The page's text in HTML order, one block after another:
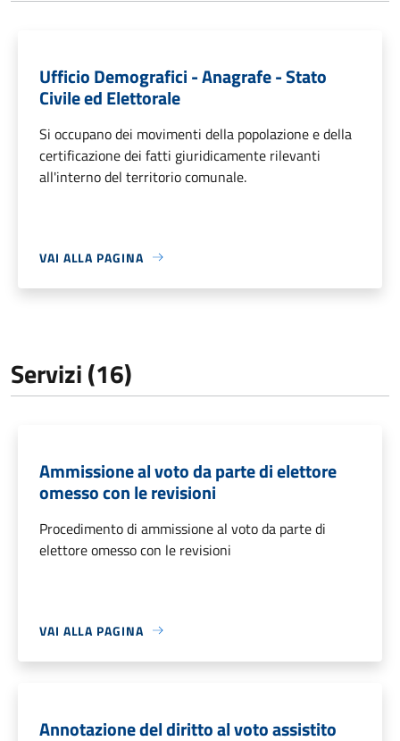
Ufficio Demografici - Anagrafe - Stato
Civile ed Elettorale
Si occupano dei movimenti della popolazione e della
certificazione dei fatti giuridicamente rilevanti
all'interno del territorio comunale.
VAI ALLA PAGINA
Servizi (16)
Ammissione al voto da parte di elettore
omesso con le revisioni
Procedimento di ammissione al voto da parte di
elettore omesso con le revisioni
VAI ALLA PAGINA
Annotazione del diritto al voto assistito